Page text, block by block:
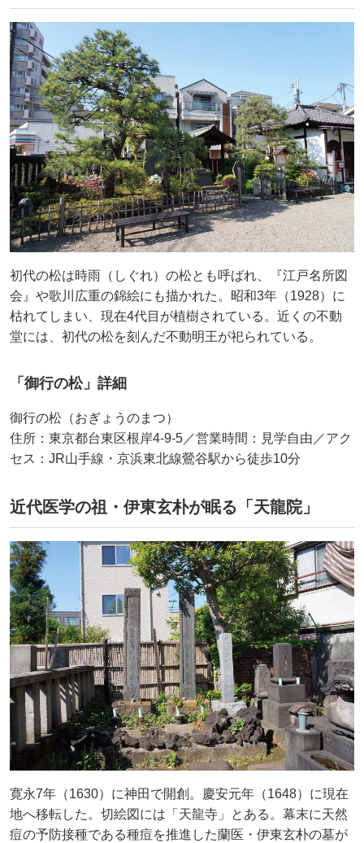
初代の松は時雨（しぐれ）の松とも呼ばれ、『江戸名所図
会』や歌川広重の錦絵にも描かれた。昭和3年（1928）に
枯れてしまい、現在4代目が植樹されている。近くの不動
堂には、初代の松を刻んだ不動明王が祀られている。
「御行の松」詳細
御行の松（おぎょうのまつ）
住所：東京都台東区根岸4-9-5／営業時間：見学自由／アク
セス：JR山手線・京浜東北線鶯谷駅から徒歩10分
近代医学の祖・伊東玄朴が眠る「天龍院」
寛永7年（1630）に神田で開創。慶安元年（1648）に現在
地へ移転した。切絵図には「天龍寺」とある。幕末に天然
痘の予防接種である種痘を推進した蘭医・伊東玄朴の墓が